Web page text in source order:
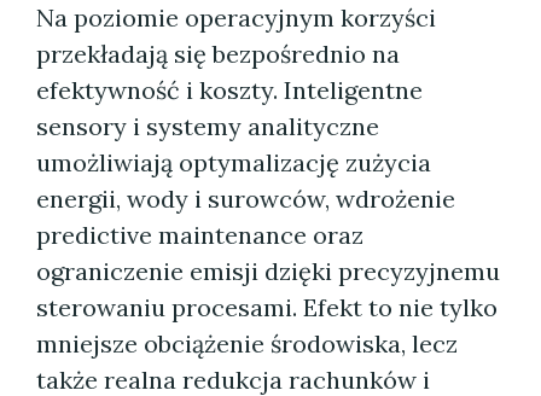
Na poziomie operacyjnym korzyści
przekładają się bezpośrednio na
efektywność i koszty. Inteligentne
sensory i systemy analityczne
umożliwiają optymalizację zużycia
energii, wody i surowców, wdrożenie
predictive maintenance oraz
ograniczenie emisji dzięki precyzyjnemu
sterowaniu procesami. Efekt to nie tylko
mniejsze obciążenie środowiska, lecz
także realna redukcja rachunków i